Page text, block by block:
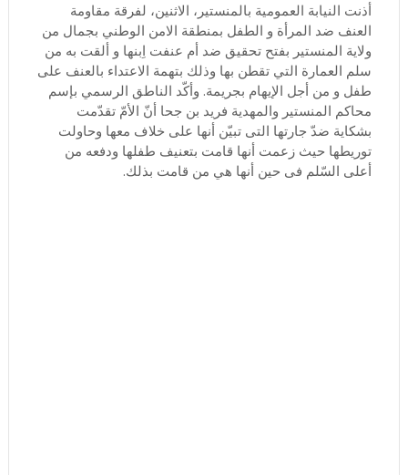
أذنت النيابة العمومية بالمنستير، الاثنين، لفرقة مقاومة
العنف ضد المرأة و الطفل بمنطقة الامن الوطني بجمال من
ولاية المنستير بفتح تحقيق ضد أم عنفت اِبنها و ألقت به من
سلم العمارة التي تقطن بها وذلك بتهمة الاعتداء بالعنف على
طفل و من أجل الإيهام بجريمة. وأكّد الناطق الرسمي بإسم
محاكم المنستير والمهدية فريد بن جحا أنّ الأمّ تقدّمت
بشكاية ضدّ جارتها التى تبيّن أنها على خلاف معها وحاولت
توريطها حيث زعمت أنها قامت بتعنيف طفلها ودفعه من
أعلى السّلم فى حين أنها هي من قامت بذلك.